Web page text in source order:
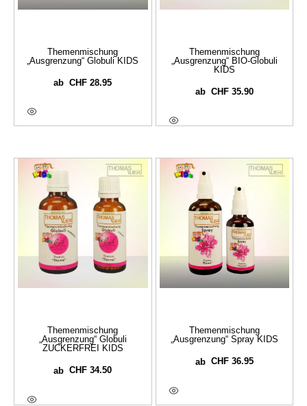
Themenmischung
„Ausgrenzung“ Globuli KIDS
abCHF 28.95
Themenmischung
„Ausgrenzung“ BIO-Globuli
KIDS
ab CHF35.90
Themenmischung
„Ausgrenzung“ Globuli
ZUCKERFREI KIDS
abCHF 34.50
Themenmischung
„Ausgrenzung“ Spray KIDS
ab CHF36.95